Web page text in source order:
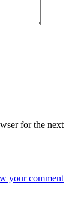
for the next
your comment